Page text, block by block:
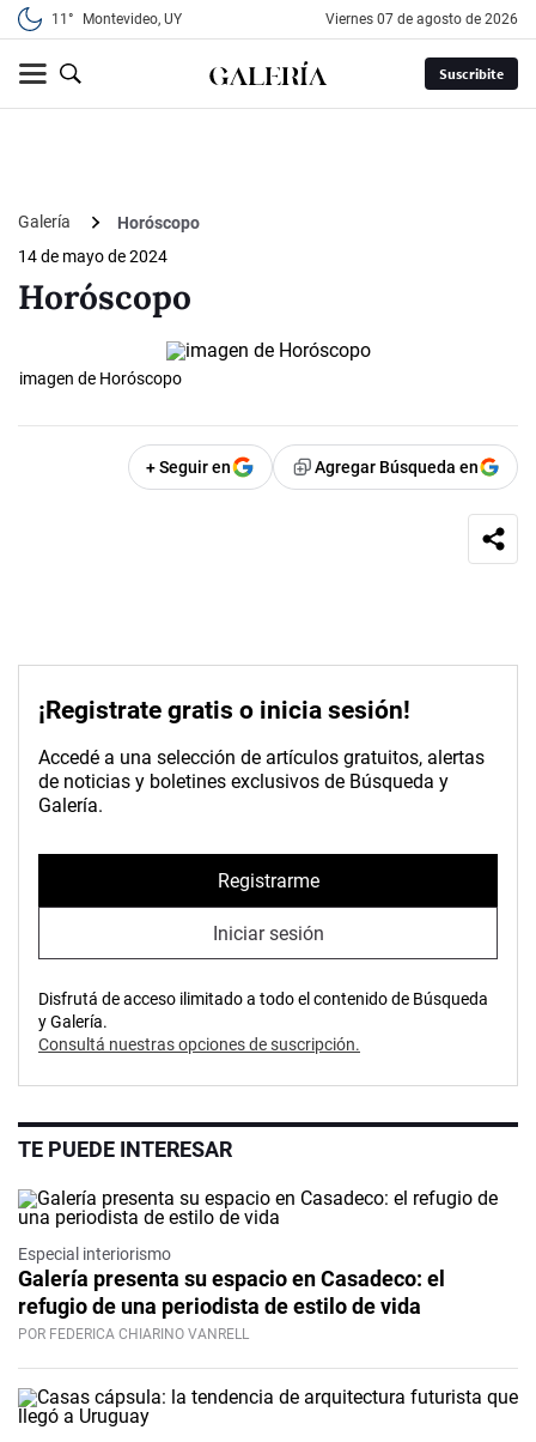
11° Montevideo, UY viernes 07 de agosto de 2026
Suscribite
Galería
Horóscopo
14 de mayo de 2024
Horóscopo
imagen de Horóscopo
+ Seguir en Agregar Búsqueda en
¡Registrate gratis o inicia sesión!
Accedé a una selección de artículos gratuitos, alertas
de noticias y boletines exclusivos de Búsqueda y
Galería.
Registrarme
Iniciar sesión
Disfrutá de acceso ilimitado a todo el contenido de Búsqueda
y Galería.
Consultá nuestras opciones de suscripción.
TE PUEDE INTERESAR
Especial interiorismo
Galería presenta su espacio en Casadeco: el
refugio de una periodista de estilo de vida
POR FEDERICA CHIARINO VANRELL